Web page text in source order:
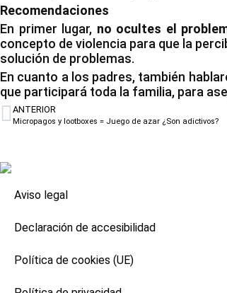
Recomendaciones
En primer lugar, no ocultes el
concepto de violencia para que la
solución de problemas.
En cuanto a los padres, también
que participará toda la familia, para
ANTERIOR
Micropagos y lootboxes = Juego de azar ¿Son adictivos?
Aviso legal
Declaración de accesibilidad
Política de cookies (UE)